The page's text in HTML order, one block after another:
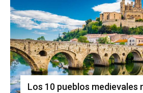
Los 10 pueblos medievales